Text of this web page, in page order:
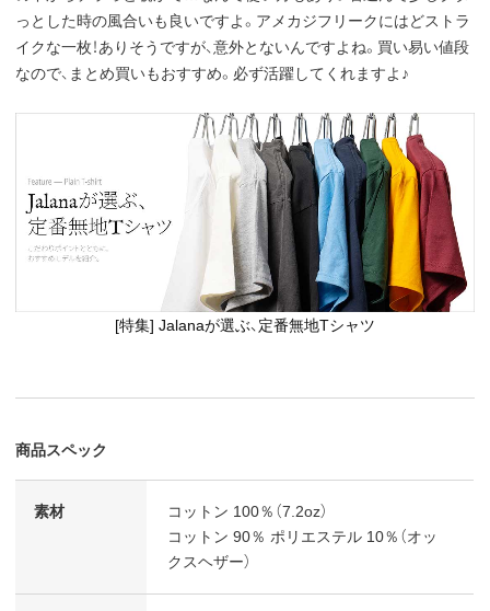
っとした時の風合いも良いですよ。アメカジフリークにはどストラ
イクな一枚！ありそうですが、意外とないんですよね。買い易い値段
なので、まとめ買いもおすすめ。必ず活躍してくれますよ♪
[特集] Jalanaが選ぶ、定番無地Tシャツ
商品スペック
素材
コットン 100％（7.2oz）
コットン 90％ ポリエステル 10％（オッ
クスヘザー）